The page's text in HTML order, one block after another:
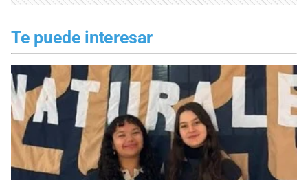
Te puede interesar